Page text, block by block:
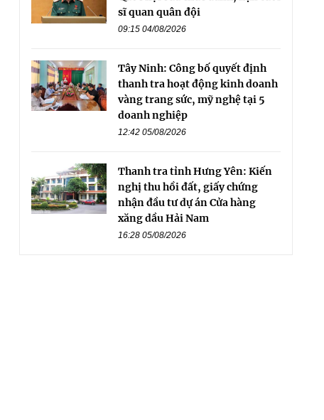
sĩ quan quân đội
09:15 04/08/2026
Tây Ninh: Công bố quyết định
thanh tra hoạt động kinh doanh
vàng trang sức, mỹ nghệ tại 5
doanh nghiệp
12:42 05/08/2026
Thanh tra tỉnh Hưng Yên: Kiến
nghị thu hồi đất, giấy chứng
nhận đầu tư dự án Cửa hàng
xăng dầu Hải Nam
16:28 05/08/2026